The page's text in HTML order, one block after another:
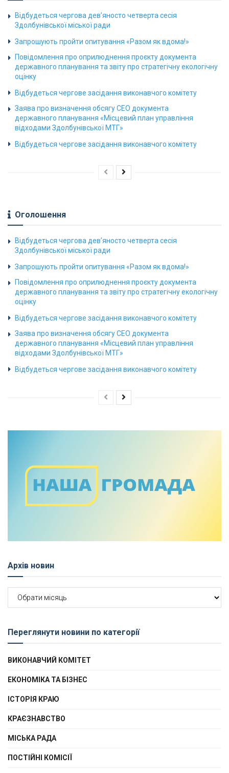
Відбудеться чергова дев’яносто четверта сесія
Здолбунівської міської ради
Запрошують пройти опитування «Разом як вдома!»
Повідомлення про оприлюднення проєкту документа
державного планування та звіту про стратегічну екологічну
оцінку
Відбудеться чергове засідання виконавчого комітету
Заява про визначення обсягу СЕО документа
державного планування «Місцевий план управління
відходами Здолбунівської МТГ»
Відбудеться чергове засідання виконавчого комітету
Оголошення
Відбудеться чергова дев’яносто четверта сесія
Здолбунівської міської ради
Запрошують пройти опитування «Разом як вдома!»
Повідомлення про оприлюднення проєкту документа
державного планування та звіту про стратегічну екологічну
оцінку
Відбудеться чергове засідання виконавчого комітету
Заява про визначення обсягу СЕО документа
державного планування «Місцевий план управління
відходами Здолбунівської МТГ»
Відбудеться чергове засідання виконавчого комітету
Архів новин
Архів
новин
Переглянути новини по категорії
ВИКОНАВЧИЙ КОМІТЕТ
ЕКОНОМІКА ТА БІЗНЕС
ІСТОРІЯ КРАЮ
КРАЄЗНАВСТВО
МІСЬКА РАДА
ПОСТІЙНІ КОМІСІЇ